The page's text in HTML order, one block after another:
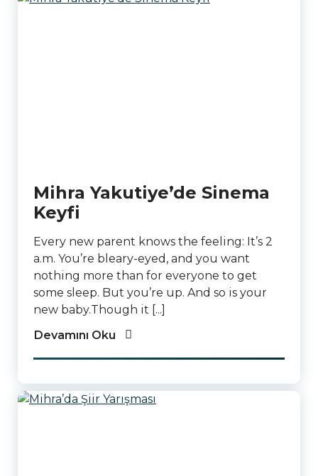
Mihra Yakutiye’de Sinema
Keyfi
Every new parent knows the feeling: It’s 2
a.m. You’re bleary-eyed, and you want
nothing more than for everyone to get
some sleep. But you’re up. And so is your
new baby.Though it [...]
Devamını Oku